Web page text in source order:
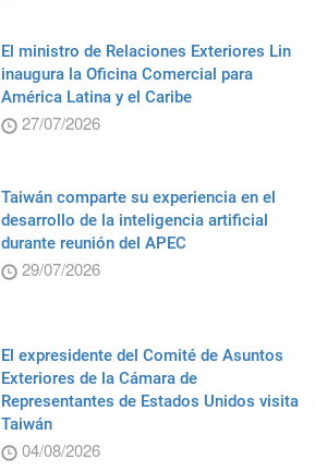
El ministro de Relaciones Exteriores Lin
inaugura la Oficina Comercial para
América Latina y el Caribe
27/07/2026
Taiwán comparte su experiencia en el
desarrollo de la inteligencia artificial
durante reunión del APEC
29/07/2026
El expresidente del Comité de Asuntos
Exteriores de la Cámara de
Representantes de Estados Unidos visita
Taiwán
04/08/2026